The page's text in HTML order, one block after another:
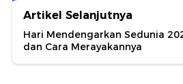
Artikel Selanjutnya
Hari Mendengarkan Sedunia
dan Cara Merayakannya